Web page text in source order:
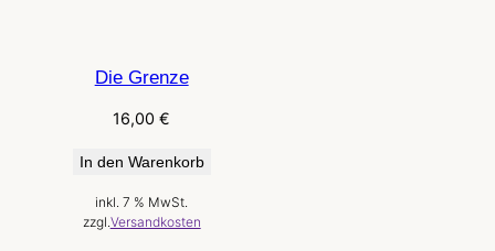
Die Grenze
16,00€
In den Warenkorb
inkl. 7 % MwSt.
zzgl. Versandkosten